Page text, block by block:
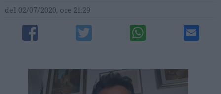
del 02/07/2020, ore 21:29